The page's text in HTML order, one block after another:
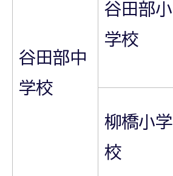
谷田部中
学校
谷田部小
学校
柳橋小学
校